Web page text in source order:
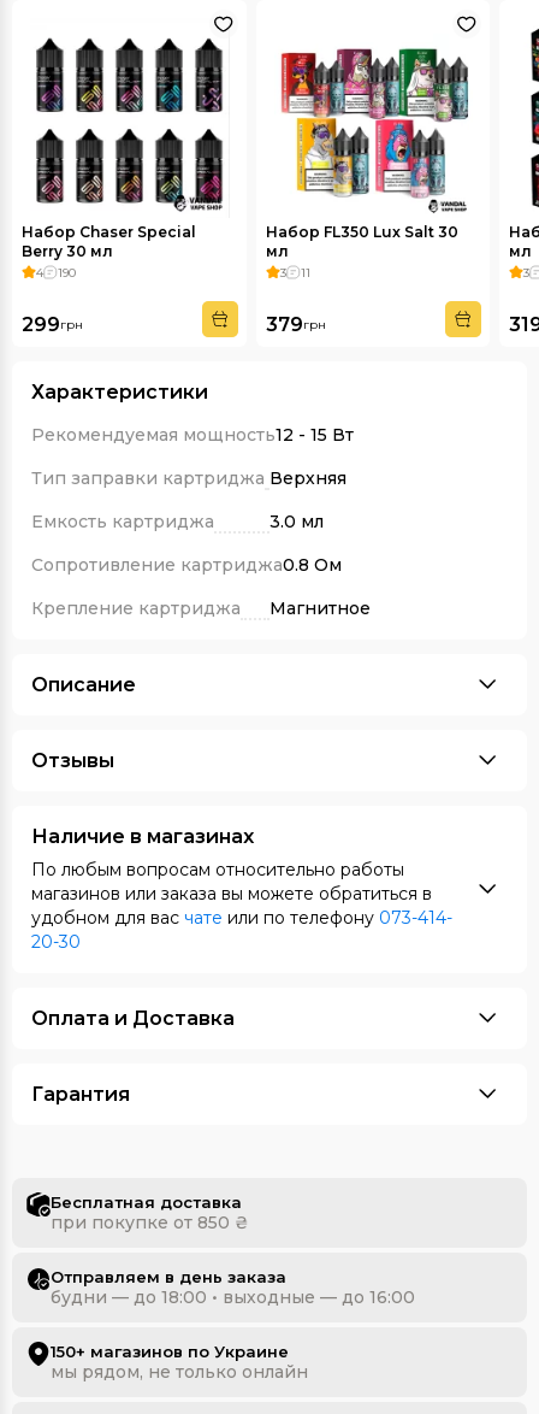
Набор Chaser Special
Berry 30 мл
4 190
299грн
Набор FL350 Lux Salt 30
мл
3 11
379грн
мл
3
Характеристики
Рекомендуемая мощность12 - 15 Вт
Тип заправки картриджа Верхняя
Емкость картриджа
3.0 мл
Сопротивление картриджа0.8 Ом
Крепление картриджа
Магнитное
Описание
Отзывы
Наличие в магазинах
По любым вопросам относительно работы
магазинов или заказа вы можете обратиться в
удобном для вас чате или по телефону 073-414-
20-30
Оплата и Доставка
Гарантия
Бесплатная доставка
при покупке от 850 ₴
Отправляем в день заказа
будни — до 18:00 • выходные — до 16:00
150+ магазинов по Украине
мы рядом, не только онлайн